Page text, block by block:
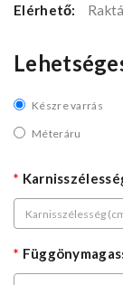
Elérhető:
Készre varrás
Méteráru